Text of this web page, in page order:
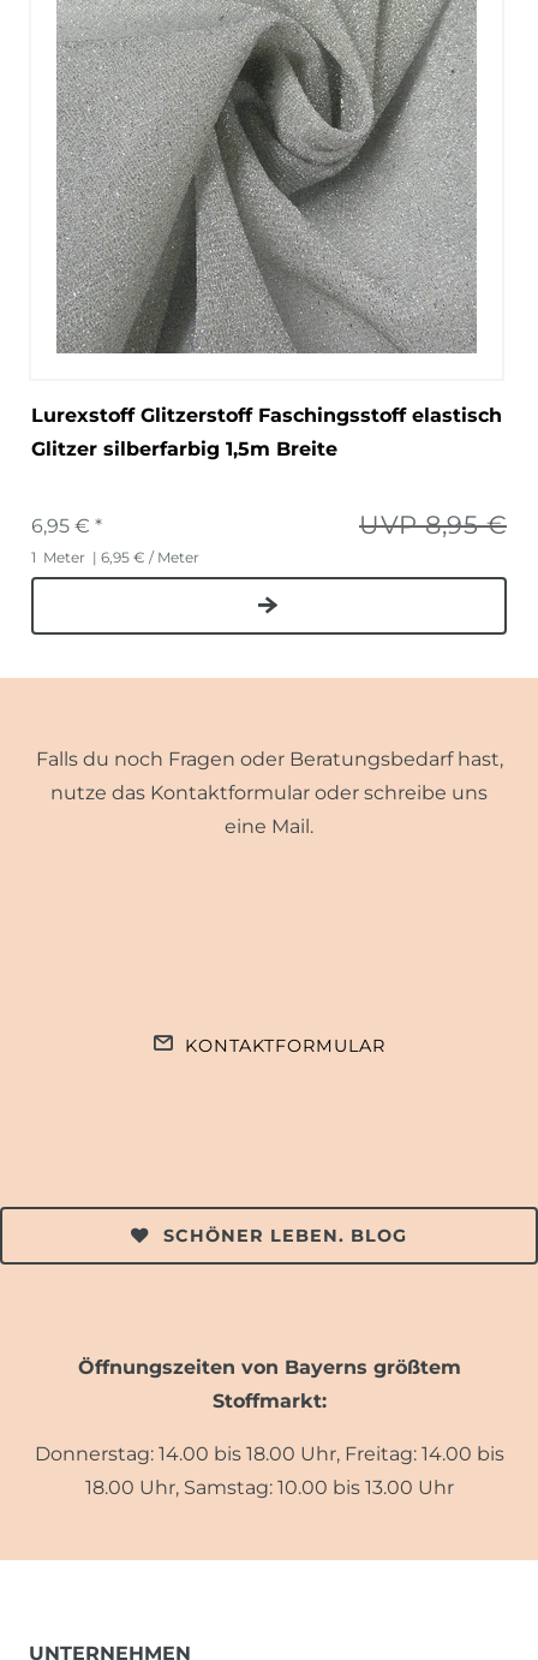
Lurexstoff Glitzerstoff Faschingsstoff elastisch
Glitzer silberfarbig 1,5m Breite
UVP 8,95 €
6,95 € *
1 Meter | 6,95 € / Meter
Falls du noch Fragen oder Beratungsbedarf hast,
nutze das Kontaktformular oder schreibe uns
eine Mail.
KONTAKTFORMULAR
SCHÖNER LEBEN. BLOG
Öffnungszeiten von Bayerns größtem
Stoffmarkt:
Donnerstag: 14.00 bis 18.00 Uhr, Freitag: 14.00 bis
18.00 Uhr, Samstag: 10.00 bis 13.00 Uhr
UNTERNEHMEN